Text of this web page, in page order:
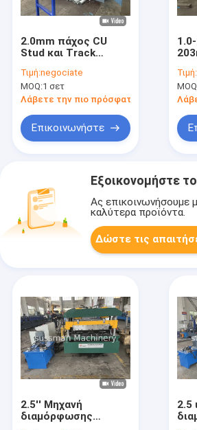
2.0mm πάχος CU
Stud και Track
Roll Forming Machine
πλάτος ρυθμιζόμενο
αυτόματα
Τιμή:negociate
MOQ:1 σετ
Λάβετε την πιο πρόσφατη τιμή
Επικοινωνήστε
Τιμή:
Εξοικονομήστε
Ας επικοινωνήσουμε
καλύτερα προϊόντα.
Δώστε τις
2.5'' Μηχανή
διαμόρφωσης
2.5